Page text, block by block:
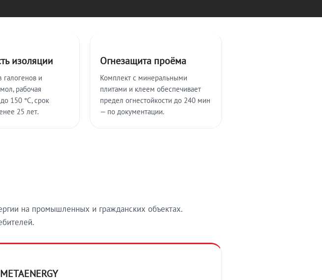
изоляции
галогенов и
рабочая
150 °C, срок
25 лет.
Огнезащита проёма
Комплект с минеральными
плитами и клеем обеспечивает
предел огнестойкости до 240 мин
— по документации.
на промышленных и гражданских объектах.